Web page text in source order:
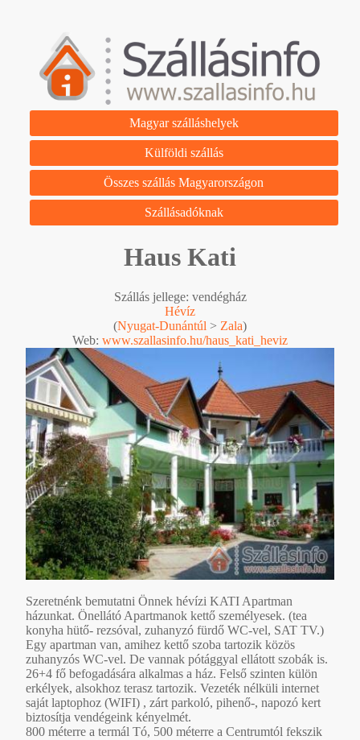
Magyar szálláshelyek
Külföldi szállás
Összes szállás Magyarországon
Szállásadóknak
Haus Kati
Szállás jellege: vendégház
Hévíz
(Nyugat-Dunántúl > Zala)
Web: www.szallasinfo.hu/haus_kati_heviz
Szeretnénk bemutatni Önnek hévízi KATI Apartman
házunkat. Önellátó Apartmanok kettő személyesek. (tea
konyha hütő- rezsóval, zuhanyzó fürdő WC-vel, SAT TV.)
Egy apartman van, amihez kettő szoba tartozik közös
zuhanyzós WC-vel. De vannak pótággyal ellátott szobák is.
26+4 fő befogadására alkalmas a ház. Felső szinten külön
erkélyek, alsokhoz terasz tartozik. Vezeték nélküli internet
saját laptophoz (WIFI) , zárt parkoló, pihenő-, napozó kert
biztosítja vendégeink kényelmét.
800 méterre a termál Tó, 500 méterre a Centrumtól fekszik